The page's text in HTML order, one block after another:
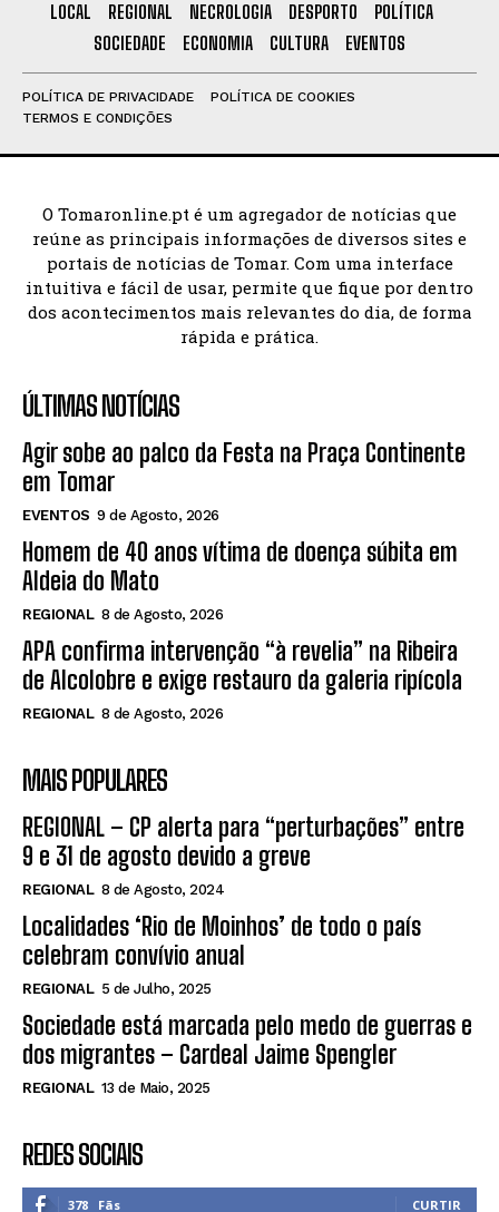
LOCAL REGIONAL NECROLOGIA DESPORTO
POLÍTICA
SOCIEDADE
ECONOMIA CULTURA EVENTOS
POLÍTICA DE PRIVACIDADE
POLÍTICA DE COOKIES
TERMOS E CONDIÇÕES
O Tomaronline.pt é um agregador de notícias que
reúne as principais informações de diversos sites e
portais de notícias de Tomar. Com uma interface
intuitiva e fácil de usar, permite que fique por dentro
dos acontecimentos mais relevantes do dia, de forma
rápida e prática.
ÚLTIMAS NOTÍCIAS
Agir sobe ao palco da Festa na Praça Continente
em Tomar
EVENTOS 9 de Agosto, 2026
Homem de 40 anos vítima de doença súbita em
Aldeia do Mato
REGIONAL 8 de Agosto, 2026
APA confirma intervenção “à revelia” na Ribeira
de Alcolobre e exige restauro da galeria ripícola
REGIONAL 8 de Agosto, 2026
MAIS POPULARES
REGIONAL – CP alerta para “perturbações” entre
9 e 31 de agosto devido a greve
REGIONAL 8 de Agosto, 2024
Localidades ‘Rio de Moinhos’ de todo o país
celebram convívio anual
REGIONAL 5 de Julho, 2025
Sociedade está marcada pelo medo de guerras e
dos migrantes – Cardeal Jaime Spengler
REGIONAL 13 de Maio, 2025
REDES SOCIAIS
378 Fãs CURTIR